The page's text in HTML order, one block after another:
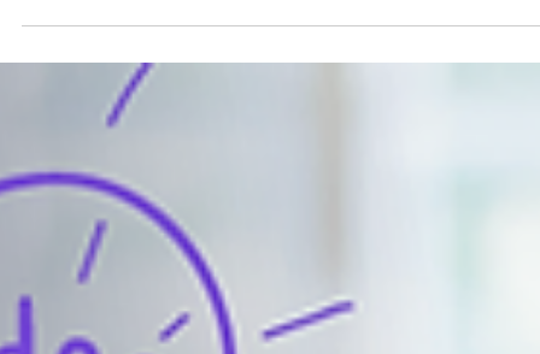
las empresas a conservar información, optimizar procesos y
la gestión del trabajo.